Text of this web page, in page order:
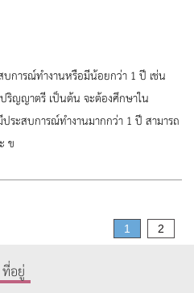
การณ์ทำงานหรือมีน้อยกว่า 1 ปี เช่น
ริญญาตรี เป็นต้น จะต้องศึกษาใน
ะสบการณ์ทำงานมากกว่า 1 ปี สามารถ
ข
1 2
ที่อยู่